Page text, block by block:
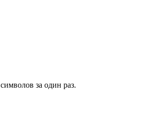
символов за один раз.